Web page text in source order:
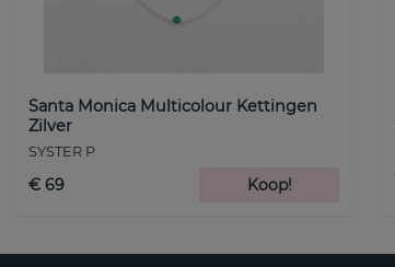
Santa Monica Multicolour Kettingen
Zilver
SYSTER P
€ 69 Koop!